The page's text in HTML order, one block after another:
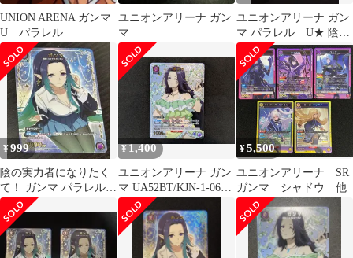
UNION ARENA ガンマ
U パラレル
ユニオンアリーナ ガン
マ
ユニオンアリーナ ガン
マ パラレル U★ 陰の
実力者になりたくて
¥999
陰の実力者になりたく
て！ ガンマ パラレル
U★ ユニオンアリーナ
ユニアリ
¥1,400
ユニオンアリーナ ガン
マ UA52BT/KJN-1-063
U★ UNION ARENA 412
¥5,500
ユニオンアリーナ SR
ガンマ シャドウ 他